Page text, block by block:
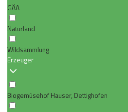
GÄA
Naturland
Wildsammlung
Erzeuger
Biogemüsehof Hauser, Dettighofen